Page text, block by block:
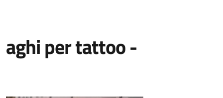
aghi per tattoo-